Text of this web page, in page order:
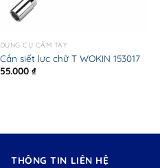
DỤNG CỤ CẦM TAY
Cần siết lực chữ T WOKIN 153017
55.000 ₫
THÔNG TIN LIÊN HỆ